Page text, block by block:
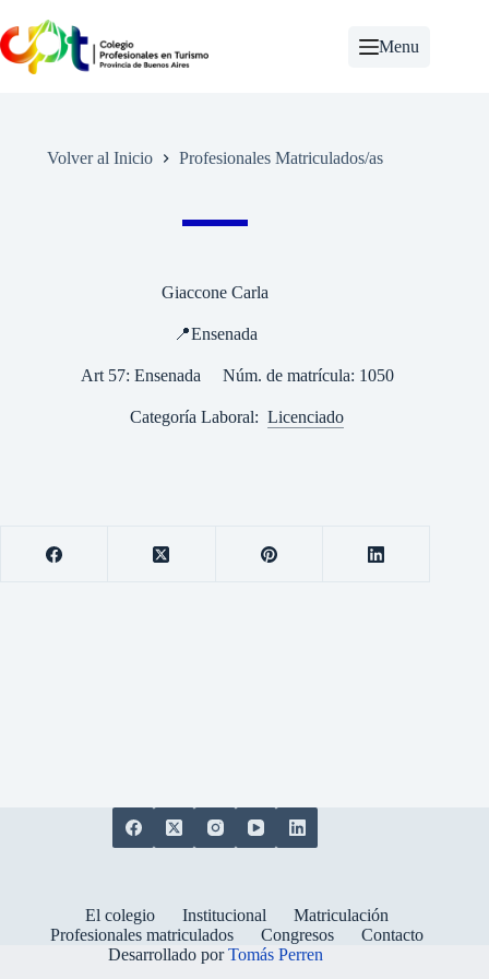
al
contenido
Menu
Volver al Inicio Profesionales Matriculados/as
Giaccone Carla
📍Ensenada
Art 57: Ensenada Núm. de matrícula: 1050
Categoría Laboral: Licenciado
El colegio Institucional
Matriculación
Profesionales matriculados
Congresos
Contacto
Desarrollado porTomás Perren